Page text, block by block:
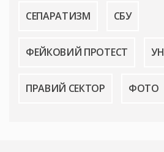
СЕПАРАТИЗМ СБУ
ФЕЙКОВИЙ ПРОТЕСТ
ПРАВИЙ СЕКТОР ФОТО